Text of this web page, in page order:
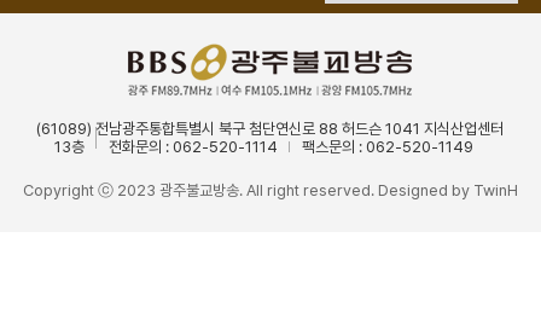
(61089) 전남광주통합특별시 북구 첨단연신로 88 허드슨 1041 지식산업센터
13층
전화문의 : 062-520-1114 팩스문의 : 062-520-1149
Copyright ⓒ 2023 광주불교방송. All right reserved. Designed by TwinH